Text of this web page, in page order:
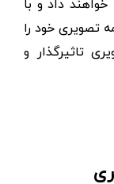
تصویری خود را
تاثیرگذار و